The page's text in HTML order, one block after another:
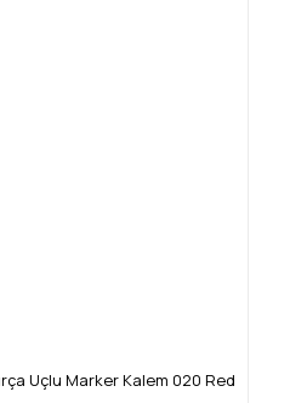
Uçlu Marker Kalem 020 Red